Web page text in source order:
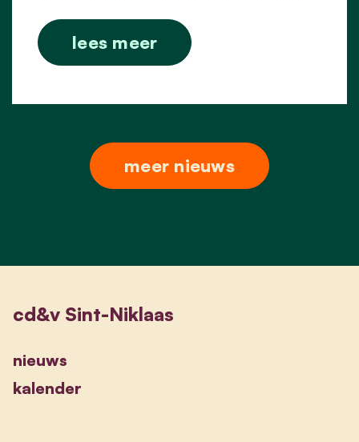
lees meer
meer nieuws
cd&v Sint-Niklaas
nieuws
kalender